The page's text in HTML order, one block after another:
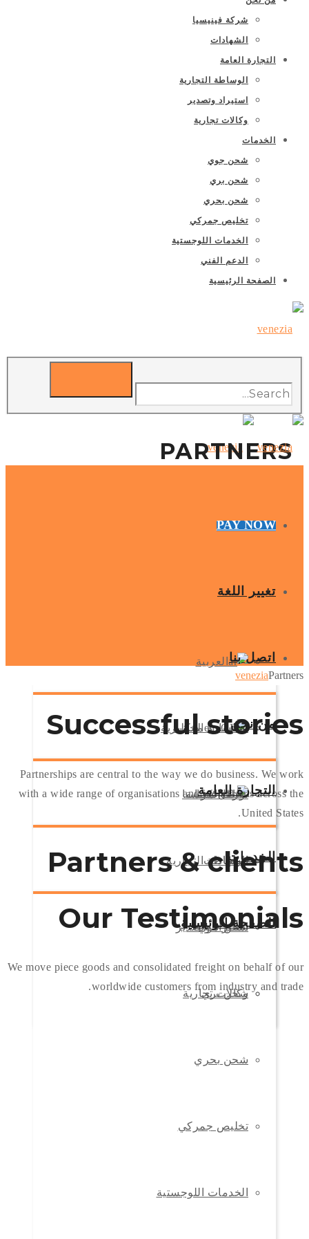
شركة فينيسيا
الشهادات
التجارة العامة
الوساطة التجارية
استيراد وتصدير
وكالات تجارية
الخدمات
شحن جوي
شحن بري
شحن بحري
تخليص جمركي
الخدمات اللوجستية
الدعم الفني
الصفحة الرئيسية
PAY NOW
تغيير اللغة
العربية
الانكليزية
الكردية
اتصل بنا
استشارة مجانية
تواصل معنا
من نحن
شركة فينيسيا
الشهادات
التجارة العامة
الوساطة التجارية
استيراد وتصدير
وكالات تجارية
الخدمات
شحن جوي
شحن بري
شحن بحري
تخليص جمركي
الخدمات اللوجستية
الصفحة الرئيسية
PARTNERS
veneziaPartners
Successfulstories
Partnerships are central to the way we do business. We work
with a wide range of organisations and individuals across the
United States.
Partners &clients
Our Testimonials
We move piece goods and consolidated freight on behalf of our
worldwide customers from industry and trade.